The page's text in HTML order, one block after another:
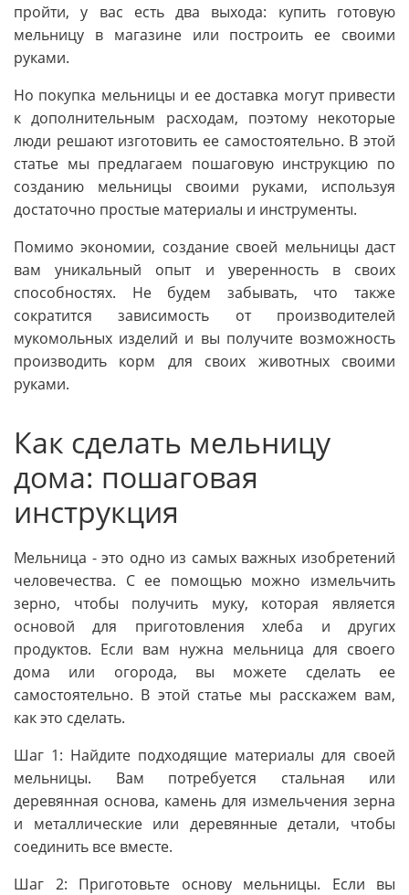
пройти, у вас есть два выхода: купить готовую
мельницу в магазине или построить ее своими
руками.
Но покупка мельницы и ее доставка могут привести
к дополнительным расходам, поэтому некоторые
люди решают изготовить ее самостоятельно. В этой
статье мы предлагаем пошаговую инструкцию по
созданию мельницы своими руками, используя
достаточно простые материалы и инструменты.
Помимо экономии, создание своей мельницы даст
вам уникальный опыт и уверенность в своих
способностях. Не будем забывать, что также
сократится зависимость от производителей
мукомольных изделий и вы получите возможность
производить корм для своих животных своими
руками.
Как сделать мельницу
дома: пошаговая
инструкция
Мельница - это одно из самых важных изобретений
человечества. С ее помощью можно измельчить
зерно, чтобы получить муку, которая является
основой для приготовления хлеба и других
продуктов. Если вам нужна мельница для своего
дома или огорода, вы можете сделать ее
самостоятельно. В этой статье мы расскажем вам,
как это сделать.
Шаг 1: Найдите подходящие материалы для своей
мельницы. Вам потребуется стальная или
деревянная основа, камень для измельчения зерна
и металлические или деревянные детали, чтобы
соединить все вместе.
Шаг 2: Приготовьте основу мельницы. Если вы